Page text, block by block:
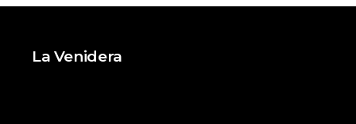
La Venidera